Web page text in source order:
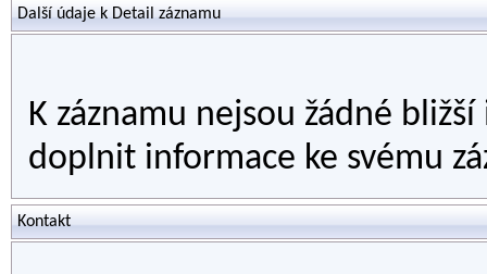
Další údaje k Detail záznamu
K záznamu nejsou žádné
doplnit informace ke svému
Kontakt